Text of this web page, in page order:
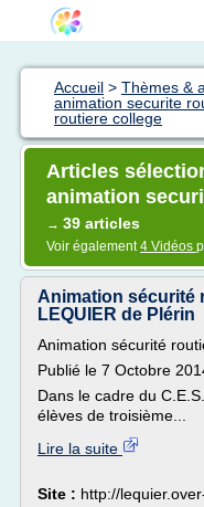
Accueil > Thèmes &
animation securite
routiere college
Articles
animation
→ 39 articles
Voir également4 Vidéos
Animation sécurité
LEQUIER de Plérin
Animation sécurité
Publié le 7 Octobre
Dans le cadre du
élèves de troisième...
Lire la suite
Site : http://